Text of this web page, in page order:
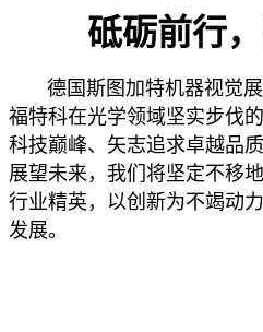
砥砺前行
德国斯图加特机器视觉展
福特科在光学领域坚实步伐
科技巅峰、矢志追求卓越品
展望未来，我们将坚定不移
行业精英，以创新为不竭动
发展。